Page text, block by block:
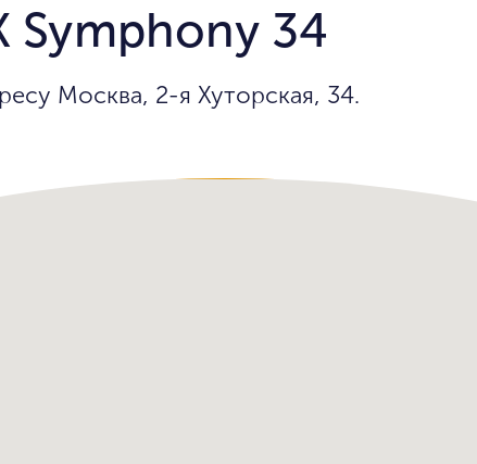
34
Москва, 2-я Хуторская, 34.